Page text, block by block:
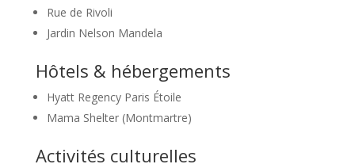
Rue de Rivoli
Jardin Nelson Mandela
Hôtels & hébergements
Hyatt Regency Paris Étoile
Mama Shelter (Montmartre)
Activités culturelles